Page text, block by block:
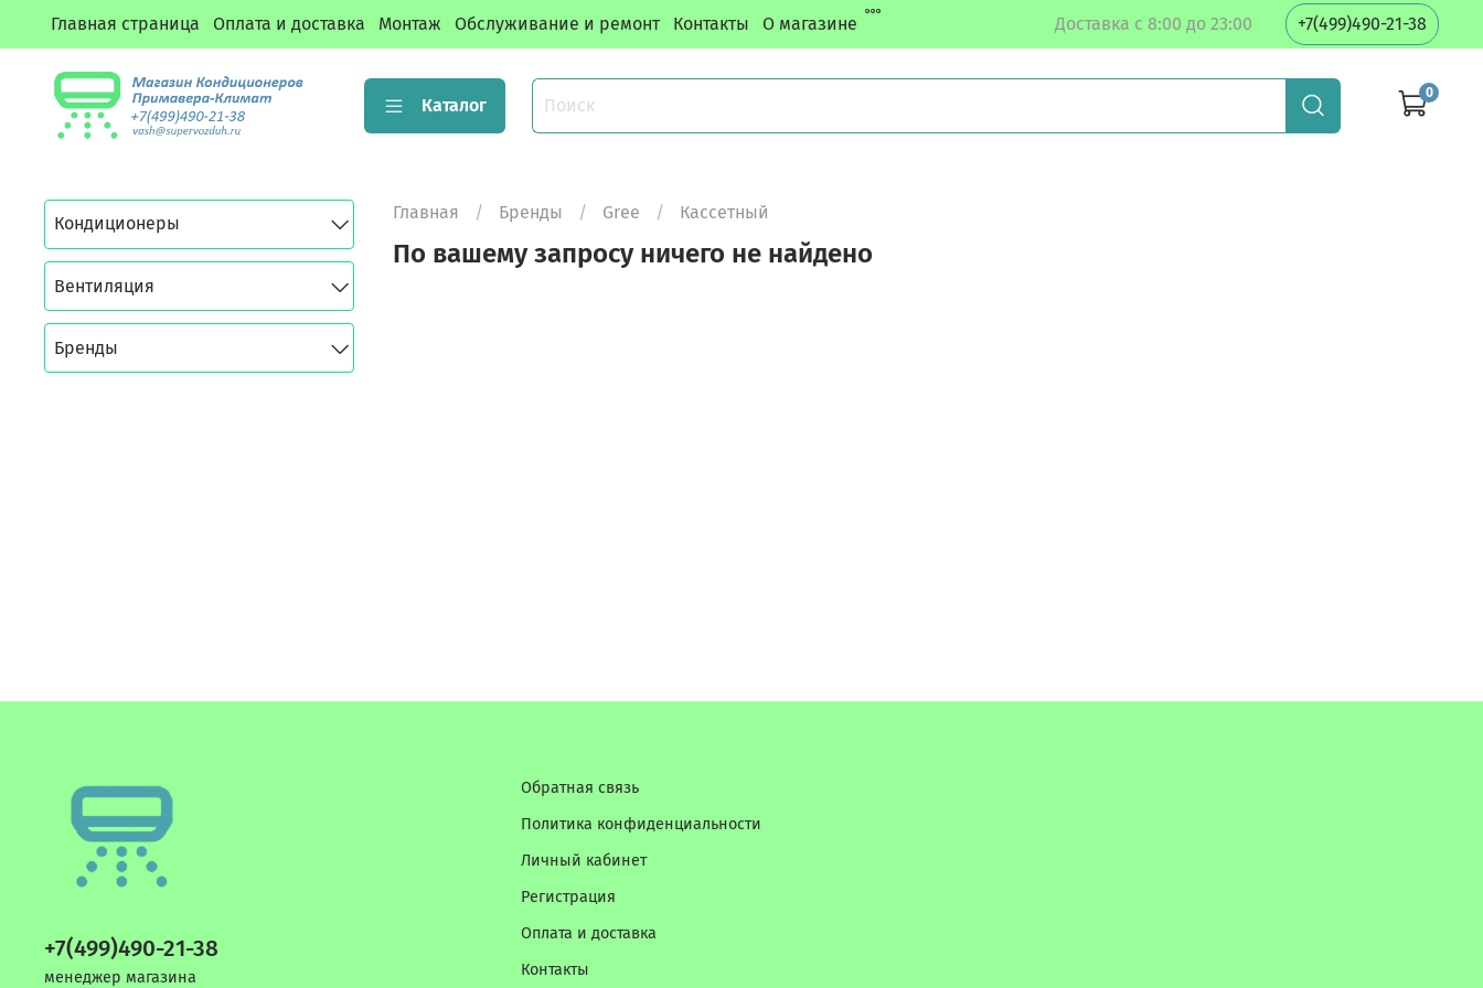
Главная страница Оплата и доставка Монтаж Обслуживание и ремонт Контакты О магазине Доставка с 8:00 до 23:00 +7(499)490-21-38
Каталог
0
Главная Бренды Gree Кассетный
По вашему запросу ничего не найдено
Кондиционеры
Вентиляция
Бренды
Обратная связь
Политика конфиденциальности
Личный кабинет
Регистрация
Оплата и доставка
Контакты
+7(499)490-21-38
менеджер магазина